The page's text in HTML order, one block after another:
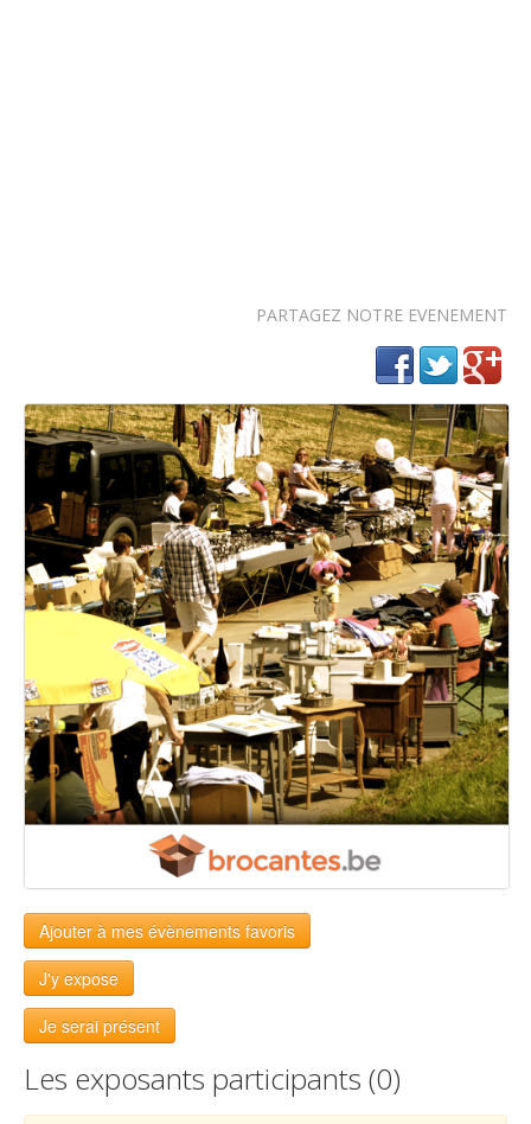
PARTAGEZ NOTRE EVENEMENT
Ajouter à mes évènements favoris
J'y expose
Je serai présent
Les exposants participants (0)